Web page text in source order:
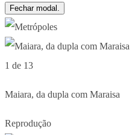
Fechar modal.
1 de 13
Maiara, da dupla com Maraisa
Reprodução